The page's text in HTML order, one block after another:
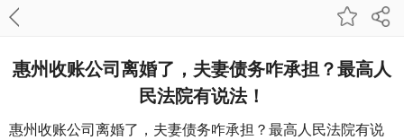
惠州收账公司​离婚了，夫妻债务咋承担？最高人
民法院有说法！
惠州收账公司离婚了，夫妻债务咋承担？最高人民法院有说